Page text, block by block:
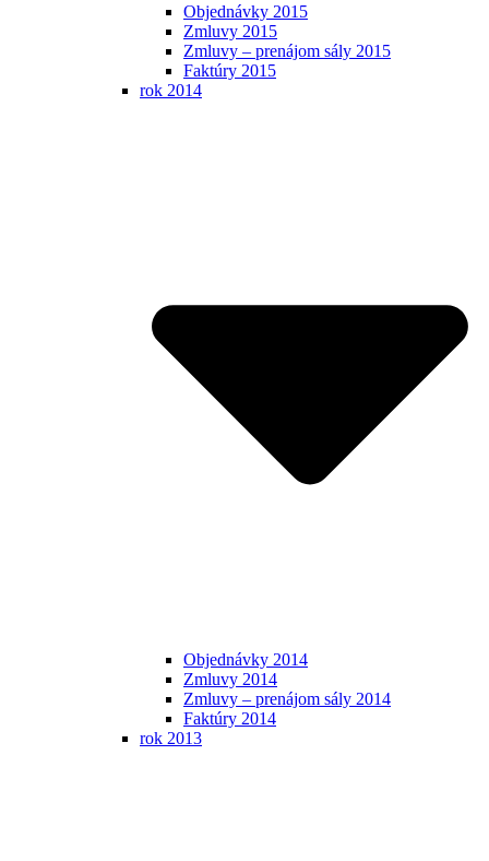
Objednávky 2015
Zmluvy 2015
Zmluvy – prenájom sály 2015
Faktúry 2015
rok 2014
Objednávky 2014
Zmluvy 2014
Zmluvy – prenájom sály 2014
Faktúry 2014
rok 2013